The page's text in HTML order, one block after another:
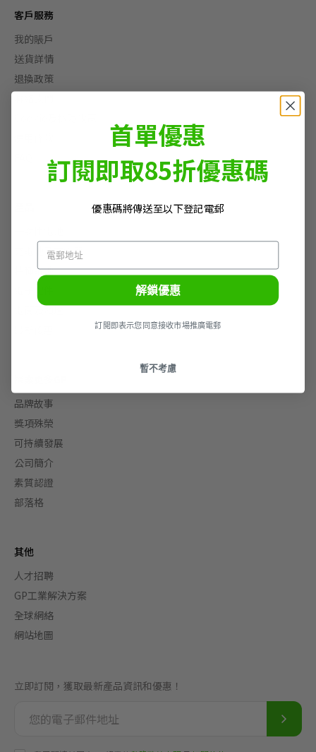
客戶服務
我的賬戶
送貨詳情
退換政策
充電池及充電器
特種電池
電筒及頭燈
品牌故事
獎項殊榮
可持續發展
公司簡介
素質認證
部落格
其他
人才招聘
GP工業解決方案
全球網絡
網站地圖
立即訂閱，獲取最新產品資訊和優惠！
首單優惠
訂閱即取85折優惠碼
優惠碼將傳送至以下登記電郵
解鎖優惠
訂閲即表示您同意接收市場推廣電郵
暫不考慮